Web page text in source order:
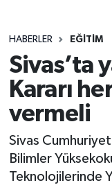
HABERLER EĞİTİM
Sivas’ta
Kararı
vermeli
Sivas Cumhuriyet
Bilimler
Teknolojilerinde
GÜNCEL
KÜLTÜR
MAGAZİN
ÖZEL HABER
Son Dakika
Haber Arşivi